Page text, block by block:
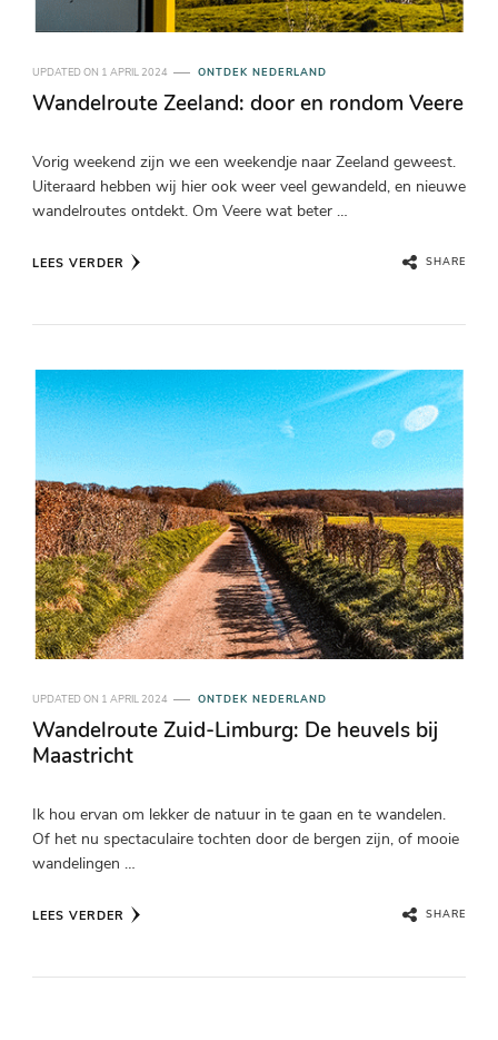
UPDATED ON 1 APRIL 2024 ONTDEK NEDERLAND
Wandelroute Zeeland: door en rondom Veere
Vorig weekend zijn we een weekendje naar Zeeland geweest.
Uiteraard hebben wij hier ook weer veel gewandeld, en nieuwe
wandelroutes ontdekt. Om Veere wat beter …
LEES VERDER SHARE
UPDATED ON 1 APRIL 2024 ONTDEK NEDERLAND
Wandelroute Zuid-Limburg: De heuvels bij
Maastricht
Ik hou ervan om lekker de natuur in te gaan en te wandelen.
Of het nu spectaculaire tochten door de bergen zijn, of mooie
wandelingen …
LEES VERDER SHARE